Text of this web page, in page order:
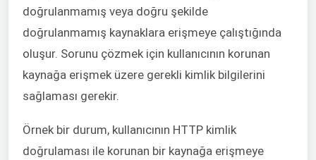
doğrulanmamış veya doğru şekilde
doğrulanmamış kaynaklara erişmeye çalıştığında
oluşur. Sorunu çözmek için kullanıcının korunan
kaynağa erişmek üzere gerekli kimlik bilgilerini
sağlaması gerekir.
Örnek bir durum, kullanıcının HTTP kimlik
doğrulaması ile korunan bir kaynağa erişmeye